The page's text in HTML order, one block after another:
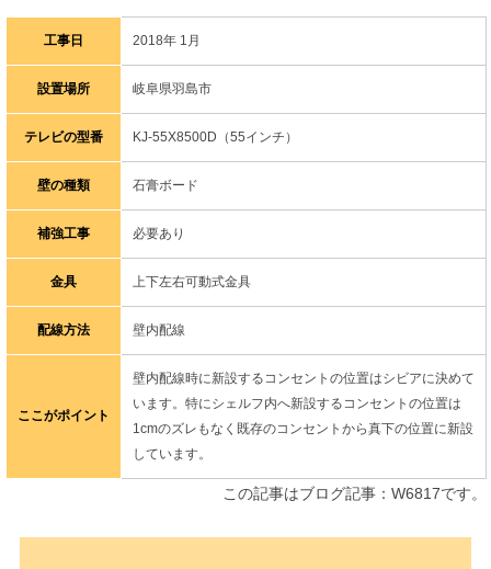
工事日 2018年 1月
設置場所 岐阜県羽島市
テレビの型番 KJ-55X8500D（55インチ）
壁の種類 石膏ボード
補強工事 必要あり
金具 上下左右可動式金具
配線方法 壁内配線
ここがポイント
壁内配線時に新設するコンセントの位置はシビアに決めて
います。特にシェルフ内へ新設するコンセントの位置は
1cmのズレもなく既存のコンセントから真下の位置に新設
しています。
この記事はブログ記事：W6817です。